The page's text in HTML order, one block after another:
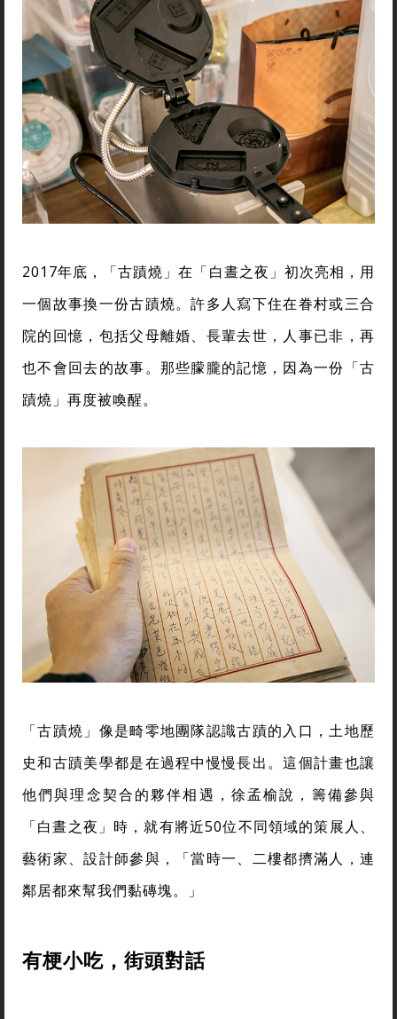
2017年底，「古蹟燒」在「白晝之夜」初次亮相，用
一個故事換一份古蹟燒。許多人寫下住在眷村或三合
院的回憶，包括父母離婚、長輩去世，人事已非，再
也不會回去的故事。那些朦朧的記憶，因為一份「古
蹟燒」再度被喚醒。
「古蹟燒」像是畸零地團隊認識古蹟的入口，土地歷
史和古蹟美學都是在過程中慢慢長出。這個計畫也讓
他們與理念契合的夥伴相遇，徐孟榆說，籌備參與
「白晝之夜」時，就有將近50位不同領域的策展人、
藝術家、設計師參與，「當時一、二樓都擠滿人，連
鄰居都來幫我們黏磚塊。」
有梗小吃，街頭對話